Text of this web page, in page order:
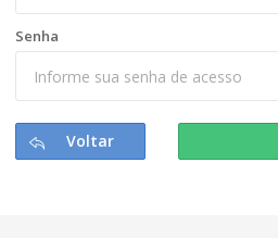
Senha
Voltar